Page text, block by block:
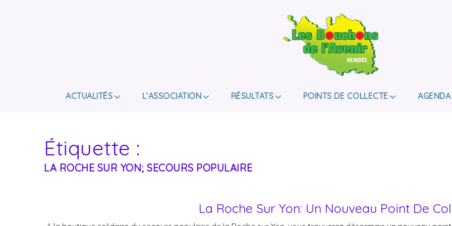
LES BOUCHONS
DE HANDICAP.
ACTUALITÉS L’ASSOCIATION RÉSULTATS POINTS DE COLLECTE AGENDA
Étiquette :
LA ROCHE SUR YON; SECOURS POPULAIRE
La Roche Sur Yon: Un Nouveau Point De